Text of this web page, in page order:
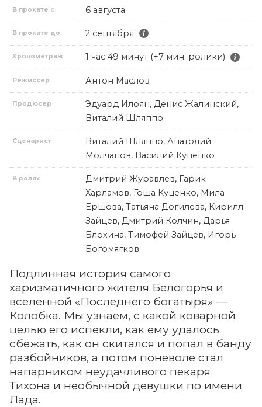
В прокате с 6 августа
В прокате до 2 сентября
Хронометраж 1 час 49 минут (+7 мин. ролики)
Режиссер Антон Маслов
Продюсер
Эдуард Илоян, Денис Жалинский,
Виталий Шляппо
Сценарист
Виталий Шляппо, Анатолий
Молчанов, Василий Куценко
В ролях
Дмитрий Журавлев, Гарик
Харламов, Гоша Куценко, Мила
Ершова, Татьяна Догилева, Кирилл
Зайцев, Дмитрий Колчин, Дарья
Блохина, Тимофей Зайцев, Игорь
Богомягков
Подлинная история самого
харизматичного жителя Белогорья и
вселенной «Последнего богатыря» —
Колобка. Мы узнаем, с какой коварной
целью его испекли, как ему удалось
сбежать, как он скитался и попал в банду
разбойников, а потом поневоле стал
напарником неудачливого пекаря
Тихона и необычной девушки по имени
Лада.